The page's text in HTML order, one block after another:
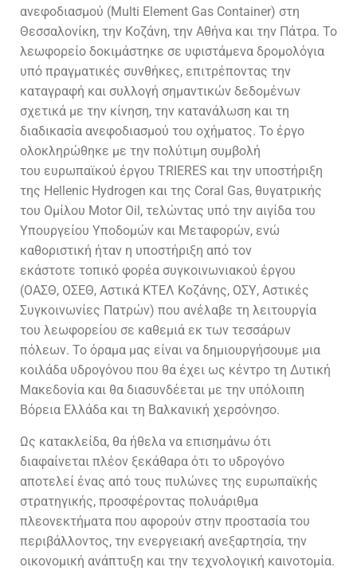
ανεφοδιασμού (Multi Element Gas Container) στη
Θεσσαλονίκη, την Κοζάνη, την Αθήνα και την Πάτρα. Το
λεωφορείο δοκιμάστηκε σε υφιστάμενα δρομολόγια
υπό πραγματικές συνθήκες, επιτρέποντας την
καταγραφή και συλλογή σημαντικών δεδομένων
σχετικά με την κίνηση, την κατανάλωση και τη
διαδικασία ανεφοδιασμού του οχήματος. Το έργο
ολοκληρώθηκε με την πολύτιμη συμβολή
του ευρωπαϊκού έργου TRIERES και την υποστήριξη
της Hellenic Hydrogen και της Coral Gas, θυγατρικής
του Ομίλου Motor Oil, τελώντας υπό την αιγίδα του
Υπουργείου Υποδομών και Μεταφορών, ενώ
καθοριστική ήταν η υποστήριξη από τον
εκάστοτε τοπικό φορέα συγκοινωνιακού έργου
(ΟΑΣΘ, ΟΣΕΘ, Αστικά ΚΤΕΛ Κοζάνης, ΟΣΥ, Αστικές
Συγκοινωνίες Πατρών) που ανέλαβε τη λειτουργία
του λεωφορείου σε καθεμιά εκ των τεσσάρων
πόλεων. Το όραμα μας είναι να δημιουργήσουμε μια
κοιλάδα υδρογόνου που θα έχει ως κέντρο τη Δυτική
Μακεδονία και θα διασυνδέεται με την υπόλοιπη
Βόρεια Ελλάδα και τη Βαλκανική χερσόνησο.
Ως κατακλείδα, θα ήθελα να επισημάνω ότι
διαφαίνεται πλέον ξεκάθαρα ότι το υδρογόνο
αποτελεί ένας από τους πυλώνες της ευρωπαϊκής
στρατηγικής, προσφέροντας πολυάριθμα
πλεονεκτήματα που αφορούν στην προστασία του
περιβάλλοντος, την ενεργειακή ανεξαρτησία, την
οικονομική ανάπτυξη και την τεχνολογική καινοτομία.